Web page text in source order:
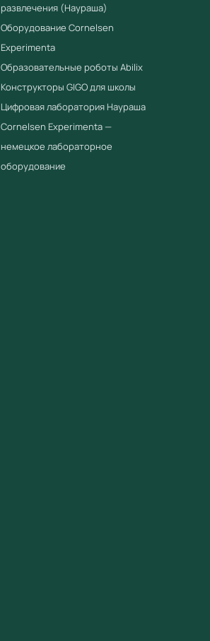
развлечения (Наураша)
Оборудование Cornelsen
Experimenta
Образовательные роботы Abilix
Конструкторы GIGO для школы
Цифровая лаборатория Наураша
Cornelsen Experimenta —
немецкое лабораторное
оборудование